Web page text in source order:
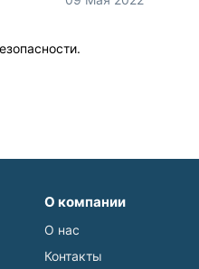
О компании
О нас
Контакты